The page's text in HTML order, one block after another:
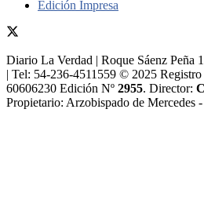
Edición Impresa
Diario La Verdad | Roque Sáenz Peña
| Tel: 54-236-4511559 © 2025
60606230 Edición Nº 2955. Director:​
Propietario:​ Arzobispado de Mercedes